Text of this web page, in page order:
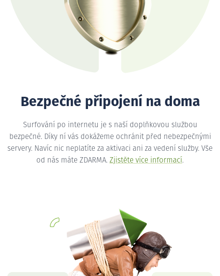
Bezpečné připojení na doma
Surfování po internetu je s naší doplňkovou službou
bezpečné. Díky ní vás dokážeme ochránit před nebezpečnými
servery. Navíc nic neplatíte za aktivaci ani za vedení služby. Vše
od nás máte ZDARMA. Zjistěte více informací.